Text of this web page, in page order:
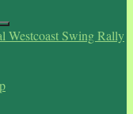
Westcoast Swing Rally